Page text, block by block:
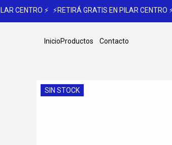
CENTRO ⚡ ⚡RETIRÁ GRATIS EN PILAR CENTRO ⚡
InicioProductos Contacto
SIN STOCK